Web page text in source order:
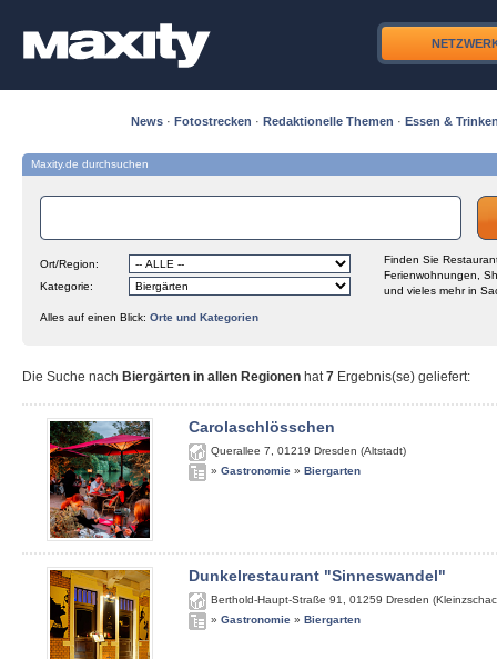
News · Fotostrecken · Redaktionelle Themen · Essen &
Maxity.de durchsuchen
Ort/Region:
Kategorie:
Finden Sie
Ferienwohnungen,
und vieles mehr in
Alles auf einen Blick: Orte und Kategorien
Die Suche nach Biergärten in allen Regionen hat7 Ergebnis(se) geliefert:
Carolaschlösschen
Querallee 7 01219 Dresden (Altstadt)
» Gastronomie » Biergarten
Dunkelrestaurant "Sinneswandel"
Berthold-Haupt-Straße 91 01259 Dresden
» Gastronomie » Biergarten